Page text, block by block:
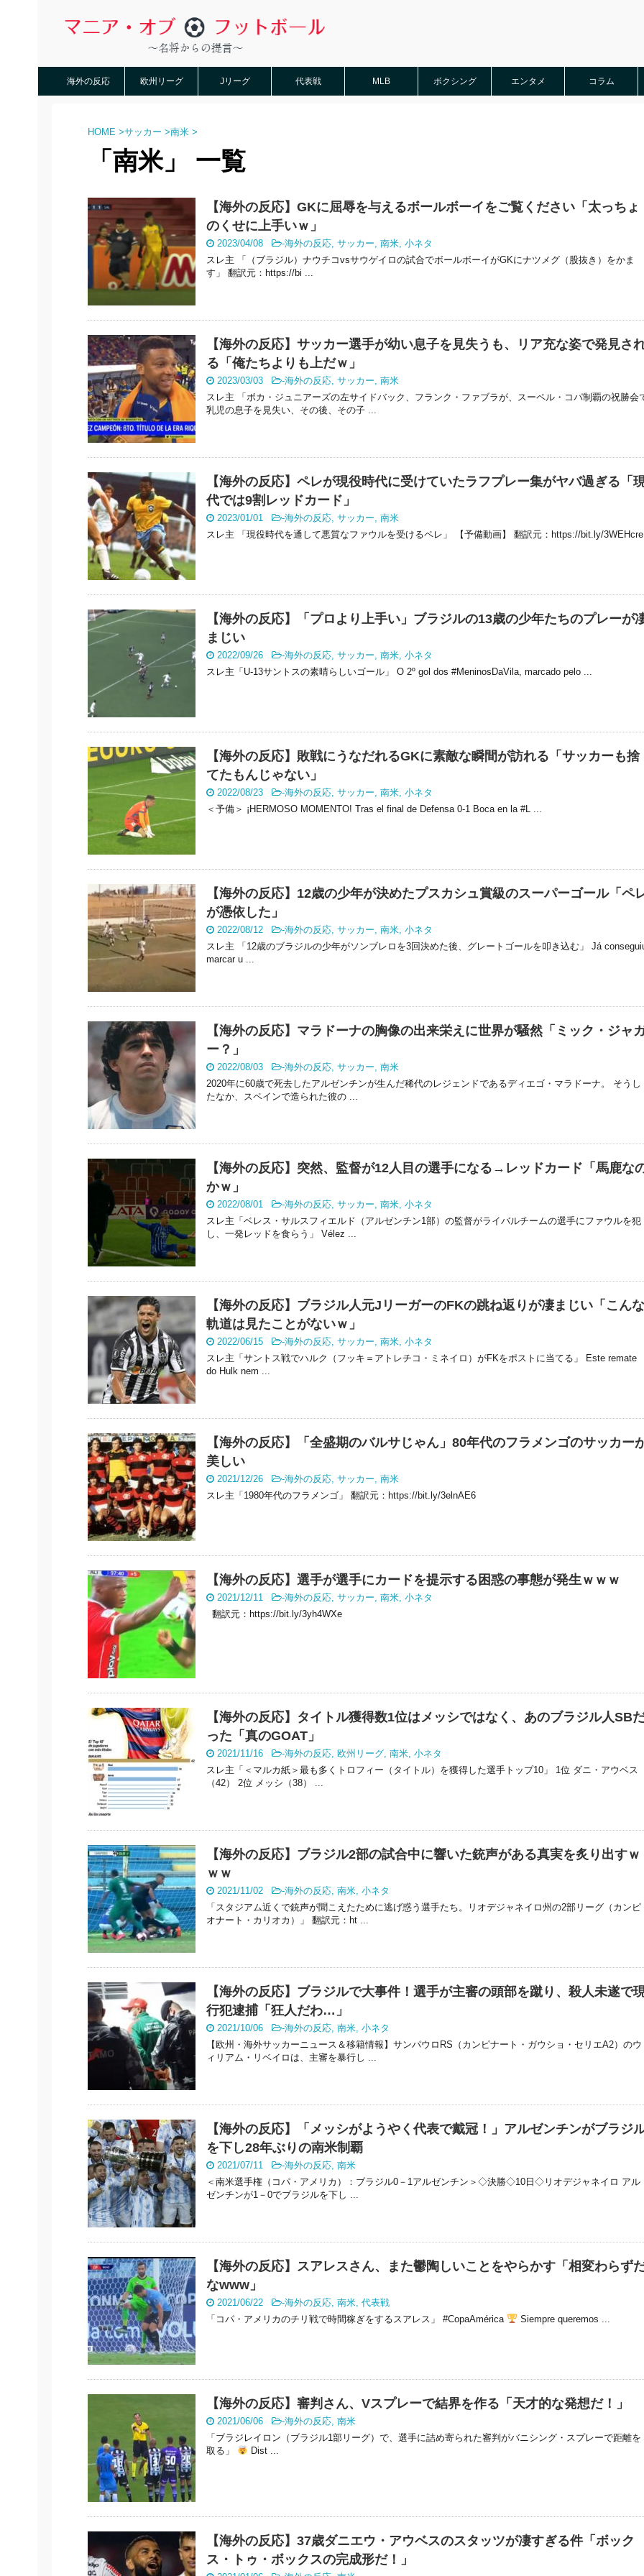
海外の反応 欧州リーグ Jリーグ 代表戦 MLB ボクシング エンタメ コラム
HOME >サッカー >南米 >
「南米」 一覧
【海外の反応】GKに屈辱を与えるボールボーイをご覧ください「太っちょ
のくせに上手いｗ」
2023/04/08 -海外の反応 サッカー 南米 小ネタ
スレ主 「（ブラジル）ナウチコvsサウゲイロの試合でボールボーイがGKにナツメグ（股抜き）をかま
す」 翻訳元：https://bi ...
【海外の反応】サッカー選手が幼い息子を見失うも、リア充な姿で発見さ
る「俺たちよりも上だｗ」
2023/03/03 -海外の反応 サッカー 南米
スレ主 「ボカ・ジュニアーズの左サイドバック、フランク・ファブラが、スーペル・コパ制覇の祝勝会
乳児の息子を見失い、その後、その子 ...
【海外の反応】ペレが現役時代に受けていたラフプレー集がヤバ過ぎる「
代では9割レッドカード」
2023/01/01 -海外の反応 サッカー 南米
スレ主 「現役時代を通して悪質なファウルを受けるペレ」 【予備動画】 翻訳元：https://bit.ly/3WEHcre
【海外の反応】「プロより上手い」ブラジルの13歳の少年たちのプレーが
まじい
2022/09/26 -海外の反応 サッカー 南米 小ネタ
スレ主「U-13サントスの素晴らしいゴール」 O 2º gol dos #MeninosDaVila, marcado pelo ...
【海外の反応】敗戦にうなだれるGKに素敵な瞬間が訪れる「サッカーも捨
てたもんじゃない」
2022/08/23 -海外の反応 サッカー 南米 小ネタ
＜予備＞ ¡HERMOSO MOMENTO! Tras el final de Defensa 0-1 Boca en la #L ...
【海外の反応】12歳の少年が決めたプスカシュ賞級のスーパーゴール「ペ
が憑依した」
2022/08/12 -海外の反応 サッカー 南米 小ネタ
スレ主 「12歳のブラジルの少年がソンブレロを3回決めた後、グレートゴールを叩き込む」 Já
marcar u ...
【海外の反応】マラドーナの胸像の出来栄えに世界が騒然「ミック・ジャ
ー？」
2022/08/03 -海外の反応 サッカー 南米
2020年に60歳で死去したアルゼンチンが生んだ稀代のレジェンドであるディエゴ・マラドーナ。 そうし
たなか、スペインで造られた彼の ...
【海外の反応】突然、監督が12人目の選手になる→レッドカード「馬鹿な
かｗ」
2022/08/01 -海外の反応 サッカー 南米 小ネタ
スレ主「ベレス・サルスフィエルド（アルゼンチン1部）の監督がライバルチームの選手にファウルを犯
し、一発レッドを食らう」 Vélez ...
【海外の反応】ブラジル人元JリーガーのFKの跳ね返りが凄まじい「こんな
軌道は見たことがないｗ」
2022/06/15 -海外の反応 サッカー 南米 小ネタ
スレ主「サントス戦でハルク（フッキ＝アトレチコ・ミネイロ）がFKをポストに当てる」 Este remate
do Hulk nem ...
【海外の反応】「全盛期のバルサじゃん」80年代のフラメンゴのサッカー
美しい
2021/12/26 -海外の反応 サッカー 南米
スレ主「1980年代のフラメンゴ」 翻訳元：https://bit.ly/3elnAE6
【海外の反応】選手が選手にカードを提示する困惑の事態が発生ｗｗｗ
2021/12/11 -海外の反応 サッカー 南米 小ネタ
翻訳元：https://bit.ly/3yh4WXe
【海外の反応】タイトル獲得数1位はメッシではなく、あのブラジル人SB
った「真のGOAT」
2021/11/16 -海外の反応 欧州リーグ 南米 小ネタ
スレ主「＜マルカ紙＞最も多くトロフィー（タイトル）を獲得した選手トップ10」 1位 ダニ・アウベス
（42） 2位 メッシ（38） ...
【海外の反応】ブラジル2部の試合中に響いた銃声がある真実を炙り出すｗ
ｗｗ
2021/11/02 -海外の反応 南米 小ネタ
「スタジアム近くで銃声が聞こえたために逃げ惑う選手たち。リオデジャネイロ州の2部リーグ（カンピ
オナート・カリオカ）」 翻訳元：ht ...
【海外の反応】ブラジルで大事件！選手が主審の頭部を蹴り、殺人未遂で
行犯逮捕「狂人だわ…」
2021/10/06 -海外の反応 南米 小ネタ
【欧州・海外サッカーニュース＆移籍情報】サンパウロRS（カンピナート・ガウショ・セリエA2）のウ
ィリアム・リベイロは、主審を暴行し ...
【海外の反応】「メッシがようやく代表で戴冠！」アルゼンチンがブラジ
を下し28年ぶりの南米制覇
2021/07/11 -海外の反応 南米
＜南米選手権（コパ・アメリカ）：ブラジル0－1アルゼンチン＞◇決勝◇10日◇リオデジャネイロ アル
ゼンチンが1－0でブラジルを下し ...
【海外の反応】スアレスさん、また鬱陶しいことをやらかす「相変わらず
なwww」
2021/06/22 -海外の反応 南米 代表戦
「コパ・アメリカのチリ戦で時間稼ぎをするスアレス」 #CopaAmérica
Siempre queremos ...
【海外の反応】審判さん、Vスプレーで結界を作る「天才的な発想だ！」
2021/06/06 -海外の反応 南米
「ブラジレイロン（ブラジル1部リーグ）で、選手に詰め寄られた審判がバニシング・スプレーで距離を
取る」
Dist ...
【海外の反応】37歳ダニエウ・アウベスのスタッツが凄すぎる件「ボック
ス・トゥ・ボックスの完成形だ！」